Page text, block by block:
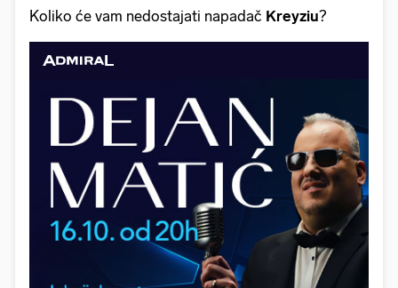
Koliko će vam nedostajati napadač Kreyziu?